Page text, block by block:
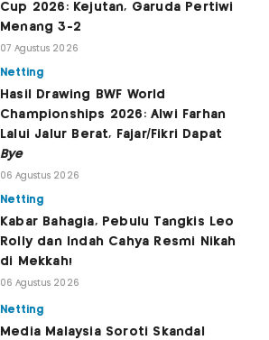
Cup 2026: Kejutan, Garuda Pertiwi
Menang 3-2
07 Agustus 2026
Netting
Hasil Drawing BWF World
Championships 2026: Alwi Farhan
Lalui Jalur Berat, Fajar/Fikri Dapat
Bye
06 Agustus 2026
Netting
Kabar Bahagia, Pebulu Tangkis Leo
Rolly dan Indah Cahya Resmi Nikah
di Mekkah!
06 Agustus 2026
Netting
Media Malaysia Soroti Skandal